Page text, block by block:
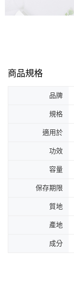
商品規格
品牌
規格
適用於
功效
容量
保存期限
質地
產地
成分